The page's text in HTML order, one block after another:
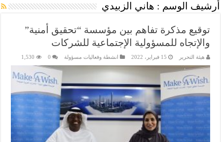
أرشيف الوسم : هاني الزبيدي
توقيع مذكرة تفاهم بين مؤسسة “تحقيق أمنية”
والإتجاه للمسؤولية الإجتماعية للشركات
هيئة التحرير 15 فبراير، 2022 انشطة وفعاليات مسؤولة 0
1,530